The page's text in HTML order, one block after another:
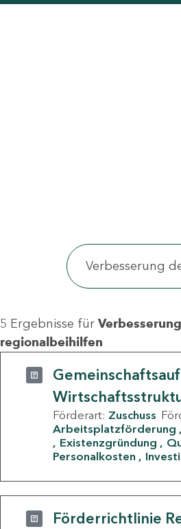
5 Ergebnisse für
regionalbeihilfen
Förderart: Zuschuss
Arbeitsplatzförderung
Existenzgründung
Personalkosten
Förderrichtlinie